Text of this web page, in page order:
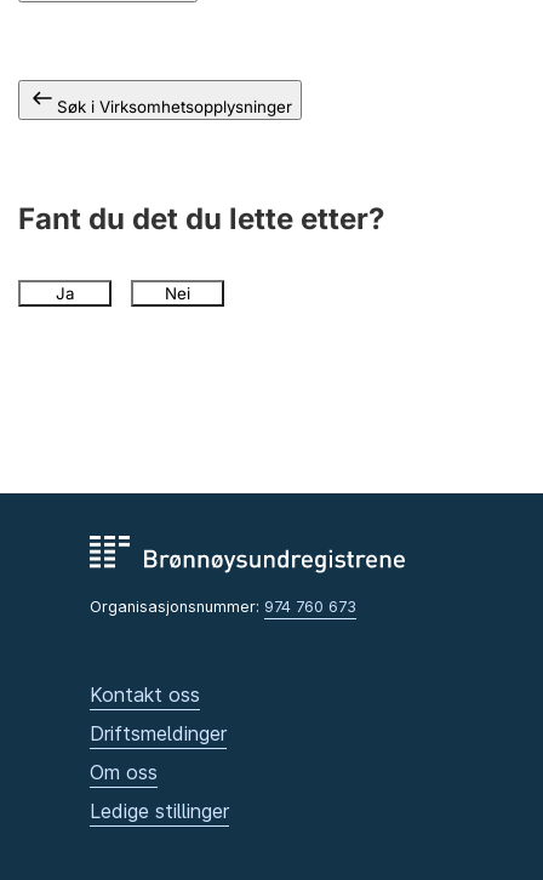
Søk i Virksomhetsopplysninger
Fant du det du lette etter?
Ja Nei
Organisasjonsnummer: 974 760 673
Kontakt oss
Driftsmeldinger
Om oss
Ledige stillinger